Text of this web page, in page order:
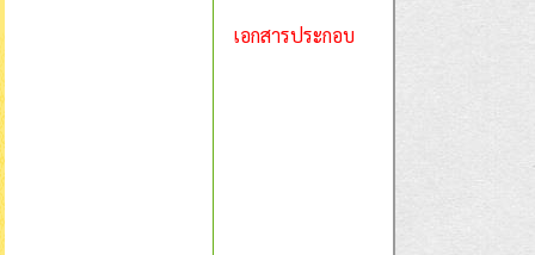
เอกสารประกอบ